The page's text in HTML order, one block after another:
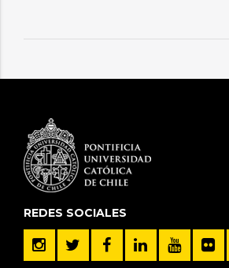
REDES SOCIALES